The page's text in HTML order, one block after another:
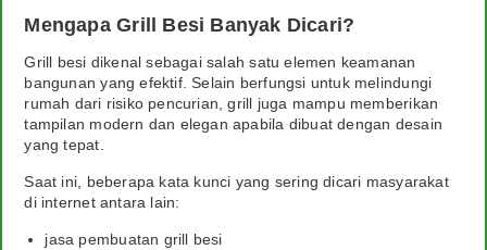
Mengapa Grill Besi Banyak Dicari?
Grill besi dikenal sebagai salah satu elemen keamanan
bangunan yang efektif. Selain berfungsi untuk melindungi
rumah dari risiko pencurian, grill juga mampu memberikan
tampilan modern dan elegan apabila dibuat dengan desain
yang tepat.
Saat ini, beberapa kata kunci yang sering dicari masyarakat
di internet antara lain:
jasa pembuatan grill besi